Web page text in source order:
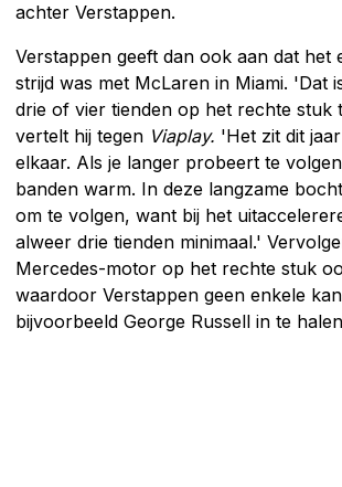
achter Verstappen.
Verstappen geeft dan ook aan dat het
strijd was met McLaren in Miami. 'Dat
drie of vier tienden op het rechte stuk
vertelt hij tegen Viaplay. 'Het zit dit
elkaar. Als je langer probeert te
banden warm. In deze langzame
om te volgen, want bij het
alweer drie tienden minimaal.'
Mercedes-motor op het rechte stuk
waardoor Verstappen geen enkele
bijvoorbeeld George Russell in te